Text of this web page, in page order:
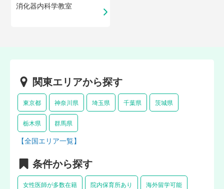
消化器内科学教室
関東エリアから探す
東京都 神奈川県 埼玉県 千葉県 茨城県
栃木県 群馬県
【全国エリア一覧】
条件から探す
女性医師が多数在籍 院内保育所あり 海外留学可能